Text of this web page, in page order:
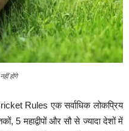
होंगे
Rules एक सर्वाधिक लोकप्रिय
5 महाद्वीपों और सौ से ज्यादा देशों में